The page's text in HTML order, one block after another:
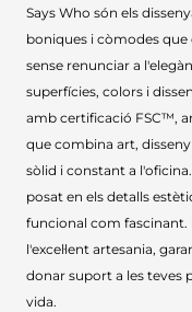
Says Who són els
boniques i còmodes
sense renunciar a
superfícies, colors i
amb certificació FSC™,
que combina art,
sòlid i constant a
posat en els detalls
funcional com
l'excel·lent artesania,
donar suport a les teves
vida.